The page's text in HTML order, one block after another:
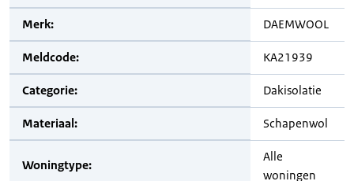
Merk: DAEMWOOL
Meldcode: KA21939
Categorie: Dakisolatie
Materiaal: Schapenwol
Woningtype:
Alle
woningen